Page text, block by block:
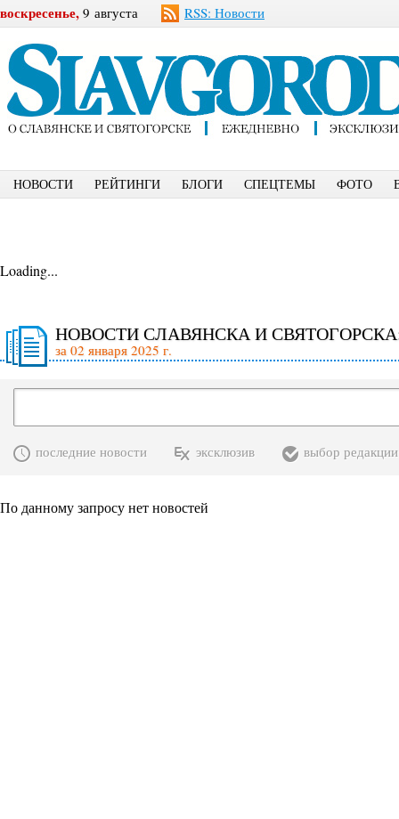
воскресенье, 9 августа RSS: Новости
НОВОСТИ РЕЙТИНГИ БЛОГИ СПЕЦТЕМЫ ФОТО
Loading...
НОВОСТИ СЛАВЯНСКА И
за 02 января 2025 г.
последние новости эксклюзив выбор редакции
По данному запросу нет новостей